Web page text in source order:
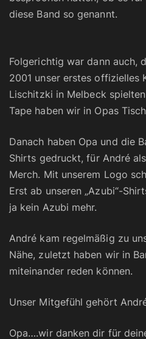
diese Band so genannt.
Folgerichtig war dann auch,
2001 unser erstes offizielles
Lischitzki in Melbeck
Tape haben wir in Opas
Danach haben Opa und die
Shirts gedruckt, für André
Merch. Mit unserem Logo
Erst ab unseren „Azubi“-
ja kein Azubi mehr.
André kam regelmäßig zu
Nähe, zuletzt haben wir in
miteinander reden können.
Unser Mitgefühl gehört
Opa….wir danken dir für